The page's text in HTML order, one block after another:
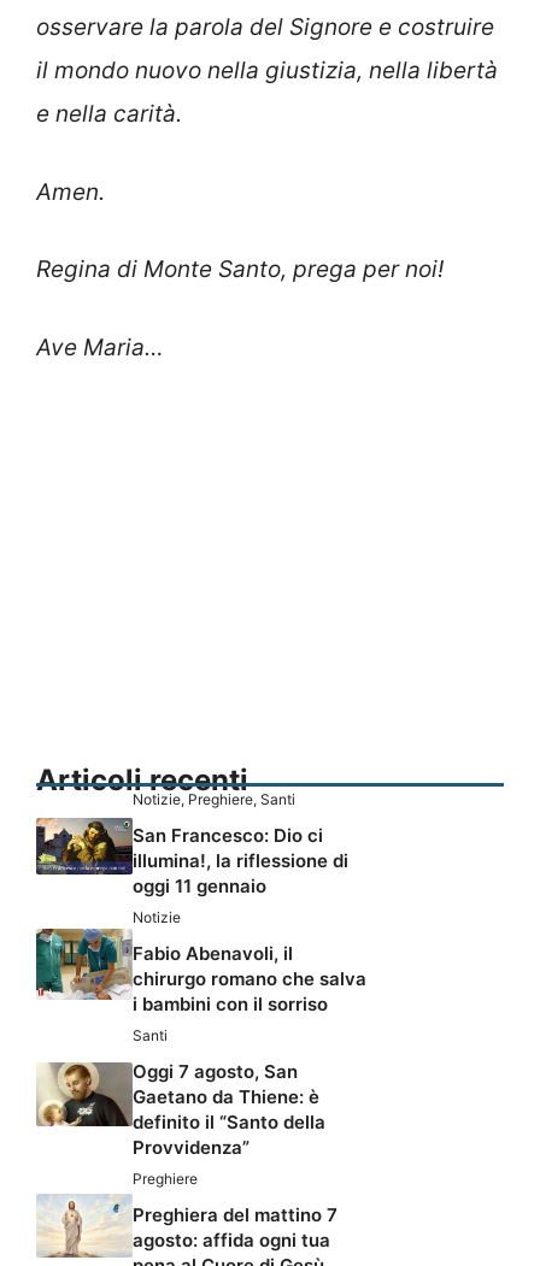
osservare la parola del Signore e costruire
il mondo nuovo nella giustizia, nella libertà
e nella carità.
Amen.
Regina di Monte Santo, prega per noi!
Ave Maria…
Articoli recenti
Notizie, Preghiere, Santi
San Francesco: Dio ci
illumina!, la riflessione di
oggi 11 gennaio
Notizie
Fabio Abenavoli, il
chirurgo romano che salva
i bambini con il sorriso
Santi
Oggi 7 agosto, San
Gaetano da Thiene: è
definito il “Santo della
Provvidenza”
Preghiere
Preghiera del mattino 7
agosto: affida ogni tua